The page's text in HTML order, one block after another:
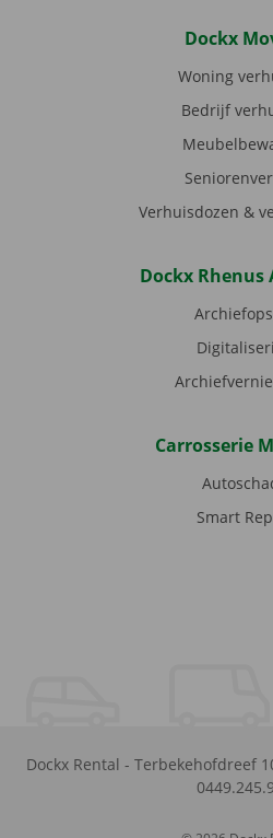
Dockx
Woning
Bedrijf
Verhuisdozen &
Dockx Rhenus
Carrosserie
Smart
Dockx Rental - Terbekehofdreef